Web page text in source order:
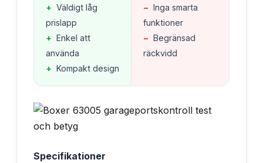
+ Väldigt låg
prislapp
+ Enkel att
använda
+ Kompakt design
− Inga smarta
funktioner
− Begränsad
räckvidd
Specifikationer